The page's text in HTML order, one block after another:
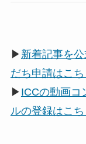
▶ 新着記事を
だち申請はこち
▶ ICCの動画コ
ルの登録はこち